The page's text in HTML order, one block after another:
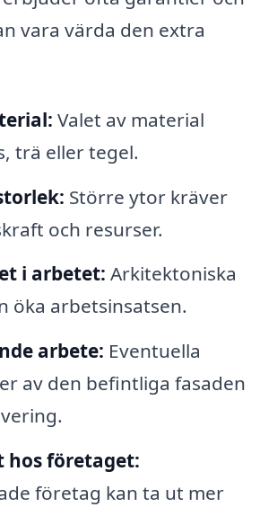
vara värda den extra
Valet av material
trä eller tegel.
Större ytor kräver
och resurser.
i arbetet: Arkitektoniska
öka arbetsinsatsen.
arbete: Eventuella
av den befintliga fasaden
hos företaget:
företag kan ta ut mer